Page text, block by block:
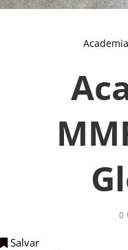
0
Salvar